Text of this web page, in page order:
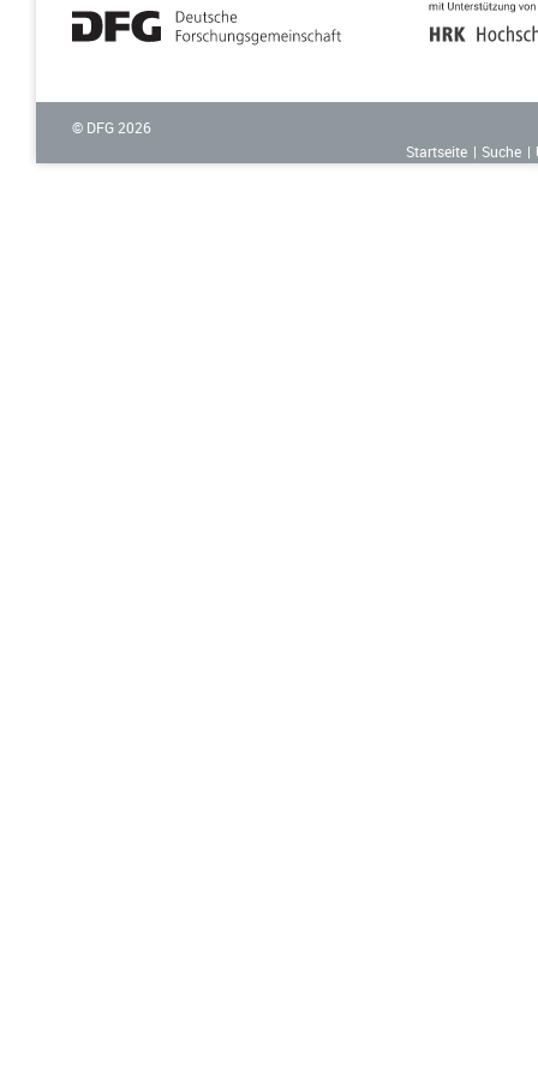
© DFG 2026
Startseite
Suche